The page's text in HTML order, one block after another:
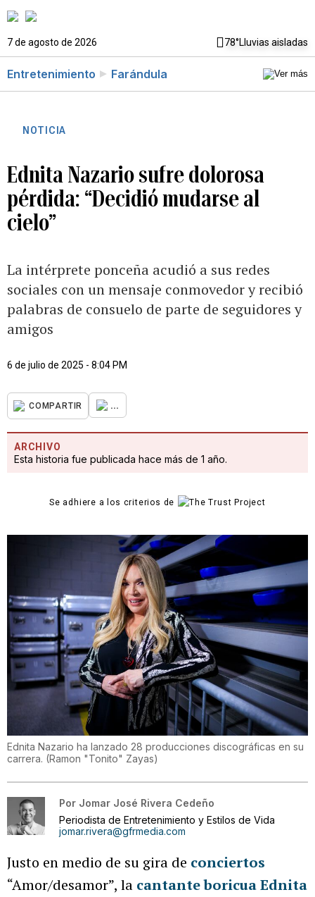
7 de agosto de 2026 78°Lluvias aisladas
Entretenimiento Farándula
NOTICIA
Ednita Nazario sufre dolorosa
pérdida: “Decidió mudarse al
cielo”
La intérprete ponceña acudió a sus redes
sociales con un mensaje conmovedor y recibió
palabras de consuelo de parte de seguidores y
amigos
6 de julio de 2025 - 8:04 PM
COMPARTIR ...
ARCHIVO
Esta historia fue publicada hace más de 1 año.
Se adhiere a los criterios de
Ednita Nazario ha lanzado 28 producciones discográficas en su
carrera. (Ramon "Tonito" Zayas)
Por Jomar José Rivera Cedeño
Periodista de Entretenimiento y Estilos de Vida
jomar.rivera@gfrmedia.com
Justo en medio de su gira de conciertos
“Amor/desamor”, la cantante boricua Ednita